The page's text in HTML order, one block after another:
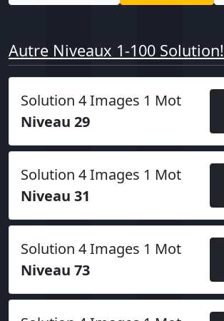
Autre Niveaux 1-100 Solution!
Solution 4 Images 1 Mot
Niveau 29
Solution 4 Images 1 Mot
Niveau 31
Solution 4 Images 1 Mot
Niveau 73